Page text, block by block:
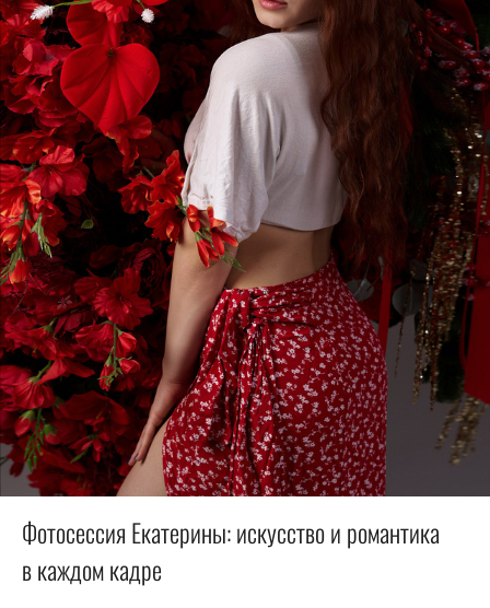
Фотосессия Екатерины: искусство и романтика
в каждом кадре